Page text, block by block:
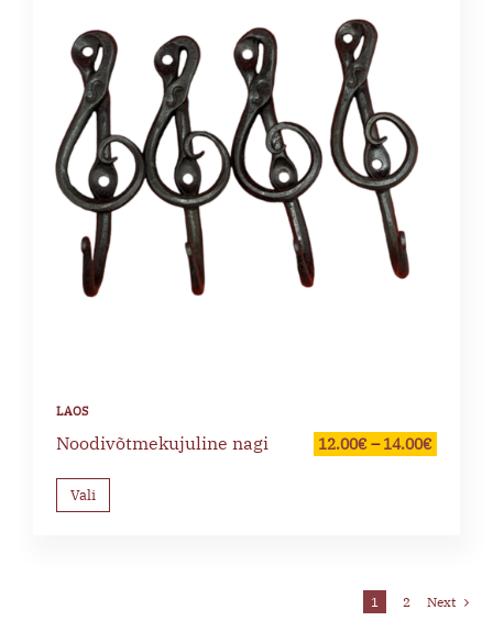
Noodivõtmekujuline nagi 12.00€– 14.00€Price
range:
Vali
1 2 Next